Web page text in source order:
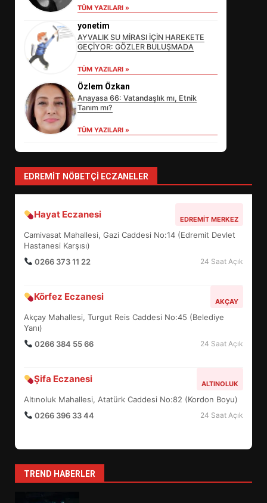
TÜM YAZILARI »
yonetim
AYVALIK SU MİRASI İÇİN HAREKETE
GEÇİYOR: GÖZLER BULUŞMADA
TÜM YAZILARI »
Özlem Özkan
Anayasa 66: Vatandaşlık mı, Etnik
Tanım mı?
TÜM YAZILARI »
EDREMIT NÖBETÇI ECZANELER
Hayat Eczanesi EDREMIT MERKEZ
Camivasat Mahallesi, Gazi Caddesi No:14 (Edremit Devlet
Hastanesi Karşısı)
0266 373 11 22
24 Saat Açık
Körfez Eczanesi AKÇAY
Akçay Mahallesi, Turgut Reis Caddesi No:45 (Belediye
Yanı)
0266 384 55 66
24 Saat Açık
Şifa Eczanesi ALTINOLUK
Altınoluk Mahallesi, Atatürk Caddesi No:82 (Kordon Boyu)
0266 396 33 44
24 Saat Açık
TREND HABERLER
SÜRDÜRÜLEBİLİRLİKTE NE
DEĞİŞECEK?
4
EDREMİT’İN GURURU TÜRKİYE
FİNALİNDE NE BAŞARDI?
5
BALIKESİR MÜZELERİNDE SÜRE
UZATILDI: NE DEĞİŞTİ?
6
TURNUVASI KAYITLARI NEYİ
DEĞİŞTİRİYOR?
ŞEKİLLENDİ?
1
BULUŞMADA